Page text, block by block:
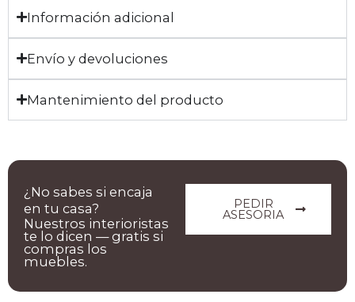
Información adicional
Envío y devoluciones
Mantenimiento del producto
PEDIR
ASESORIA
¿No sabes si encaja
en tu casa?
Nuestros interioristas
te lo dicen — gratis si
compras los
muebles.